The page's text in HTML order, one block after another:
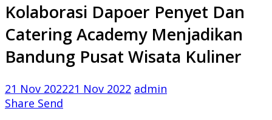
Kolaborasi Dapoer Penyet Dan
Catering Academy Menjadikan
Bandung Pusat Wisata Kuliner
21 Nov 202221 Nov 2022 admin
Share Send